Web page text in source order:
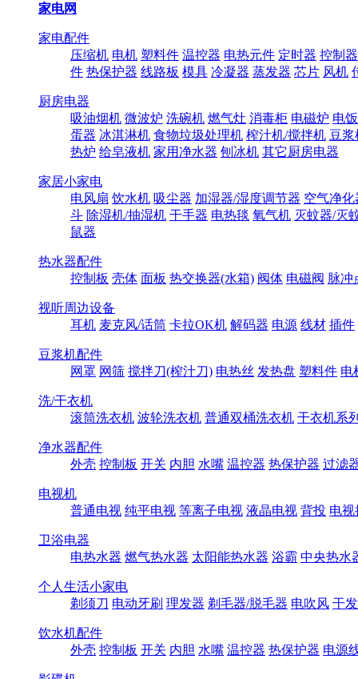
家电网
家电配件
压缩机 电机 塑料件 温控器 电热元件 定时器 控制器
件 热保护器 线路板 模具 冷凝器 蒸发器 芯片 风机
厨房电器
吸油烟机 微波炉 洗碗机 燃气灶 消毒柜 电磁炉 电
蛋器 冰淇淋机 食物垃圾处理机 榨汁机/搅拌机 豆浆
热炉 给皂液机 家用净水器 刨冰机 其它厨房电器
家居小家电
电风扇 饮水机 吸尘器 加湿器/湿度调节器 空气净
斗 除湿机/抽湿机 干手器 电热毯 氧气机 灭蚊器/灭
鼠器
热水器配件
控制板 壳体 面板 热交换器(水箱) 阀体 电磁阀 脉冲
视听周边设备
耳机 麦克风/话筒 卡拉OK机 解码器 电源 线材 插件
豆浆机配件
网罩 网筛 搅拌刀(榨汁刀) 电热丝 发热盘 塑料件 电
洗/干衣机
滚筒洗衣机 波轮洗衣机 普通双桶洗衣机 干衣机系
净水器配件
外壳 控制板 开关 内胆 水嘴 温控器 热保护器 过滤
电视机
普通电视 纯平电视 等离子电视 液晶电视 背投 电视
卫浴电器
电热水器 燃气热水器 太阳能热水器 浴霸 中央热水
个人生活小家电
剃须刀 电动牙刷 理发器 剃毛器/脱毛器 电吹风 干
饮水机配件
外壳 控制板 开关 内胆 水嘴 温控器 热保护器 电源